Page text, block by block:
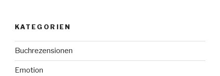
KATEGORIEN
Buchrezensionen
Emotion